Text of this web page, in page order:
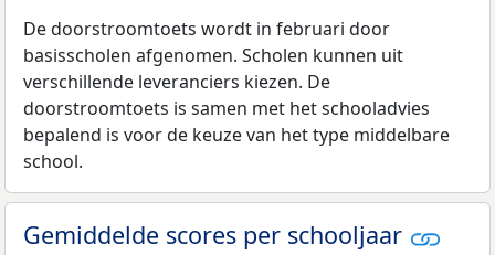
De doorstroomtoets wordt in februari door
basisscholen afgenomen. Scholen kunnen uit
verschillende leveranciers kiezen. De
doorstroomtoets is samen met het schooladvies
bepalend is voor de keuze van het type middelbare
school.
Gemiddelde scores per schooljaar